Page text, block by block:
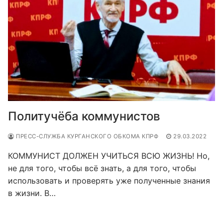
Политучёба коммунистов
ПРЕСС-СЛУЖБА КУРГАНСКОГО ОБКОМА КПРФ 29.03.2022
КОММУНИСТ ДОЛЖЕН УЧИТЬСЯ ВСЮ ЖИЗНЬ! Но,
не для того, чтобы всё знать, а для того, чтобы
использовать и проверять уже полученные знания
в жизни. В…